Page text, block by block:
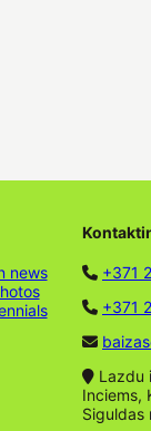
news
+371
+371
Lazdu
Inciems,
Siguldas